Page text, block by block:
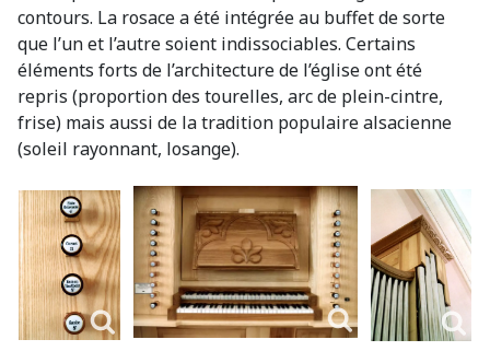
contours. La rosace a été intégrée au buffet de sorte
que l’un et l’autre soient indissociables. Certains
éléments forts de l’architecture de l’église ont été
repris (proportion des tourelles, arc de plein-cintre,
frise) mais aussi de la tradition populaire alsacienne
(soleil rayonnant, losange).